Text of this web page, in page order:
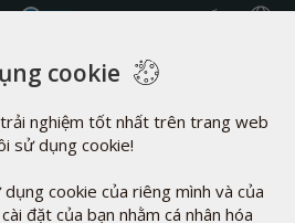
cookie
nghiệm tốt nhất trên trang web
sử dụng cookie!
cookie của riêng mình và của
đặt của bạn nhằm cá nhân hóa